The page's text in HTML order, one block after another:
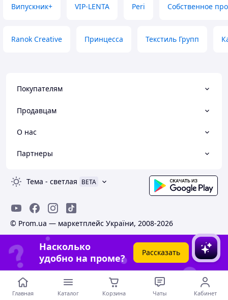
Випускник+ VIP-LENTA Peri Собственное
Ranok Creative Принцесса Текстиль Групп
Покупателям
Продавцам
О нас
Партнеры
Тема - светлая BETA
© Prom.ua — маркетплейс України, 2008-2026
Насколько
удобно на проме?
Рассказать
Главная Каталог Корзина Чаты Кабинет